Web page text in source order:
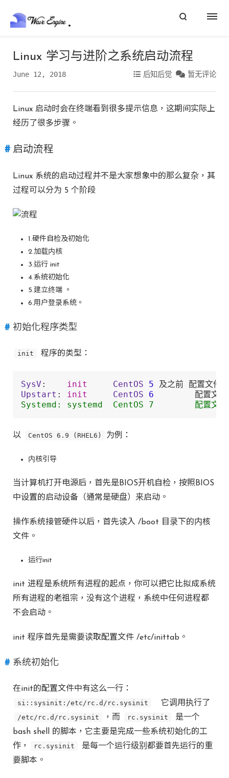
Linux 学习与进阶之系统启动流程
June 12, 2018 后知后觉 暂无评论
Linux 启动时会在终端看到很多提示信息，这期间实际上
经历了很多步骤。
启动流程
Linux 系统的启动过程并不是大家想象中的那么复杂，其
过程可以分为 5 个阶段
1.硬件自检及初始化
2.加载内核
3.运行 init
4.系统初始化
5.建立终端 。
6.用户登录系统。
初始化程序类型
init 程序的类型：
SysV : init CentOS 5 及之前 配置文件
Upstart : init CentOS 6
配置文
Systemd: systemd  CentOS 7        配置文
以 CentOS 6.9 (RHEL6) 为例：
内核引导
当计算机打开电源后，首先是BIOS开机自检，按照BIOS
中设置的启动设备（通常是硬盘）来启动。
操作系统接管硬件以后，首先读入 /boot 目录下的内核
文件。
运行init
init 进程是系统所有进程的起点，你可以把它比拟成系统
所有进程的老祖宗，没有这个进程，系统中任何进程都
不会启动。
init 程序首先是需要读取配置文件 /etc/inittab。
系统初始化
在init的配置文件中有这么一行：
si::sysinit:/etc/rc.d/rc.sysinit 它调用执行了
/etc/rc.d/rc.sysinit ，而 rc.sysinit
是一个
bash shell 的脚本，它主要是完成一些系统初始化的工
作，
rc.sysinit
是每一个运行级别都要首先运行的重
要脚本。